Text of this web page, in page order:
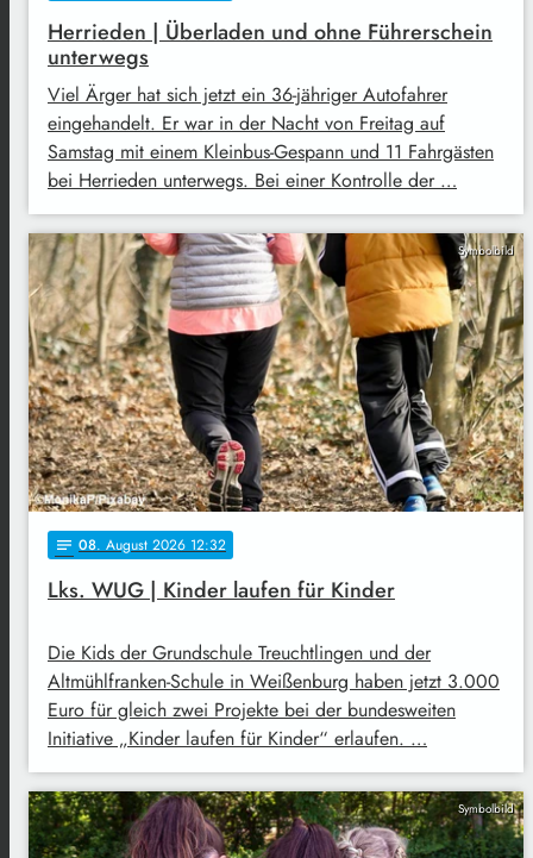
Herrieden | Überladen und ohne Führerschein
unterwegs
Viel Ärger hat sich jetzt ein 36-jähriger Autofahrer
eingehandelt. Er war in der Nacht von Freitag auf
Samstag mit einem Kleinbus-Gespann und 11 Fahrgästen
bei Herrieden unterwegs. Bei einer Kontrolle der …
Symbolbild
notes 08. August 2026 12:32
Lks. WUG | Kinder laufen für Kinder
Die Kids der Grundschule Treuchtlingen und der
Altmühlfranken-Schule in Weißenburg haben jetzt 3.000
Euro für gleich zwei Projekte bei der bundesweiten
Initiative „Kinder laufen für Kinder“ erlaufen. …
Symbolbild